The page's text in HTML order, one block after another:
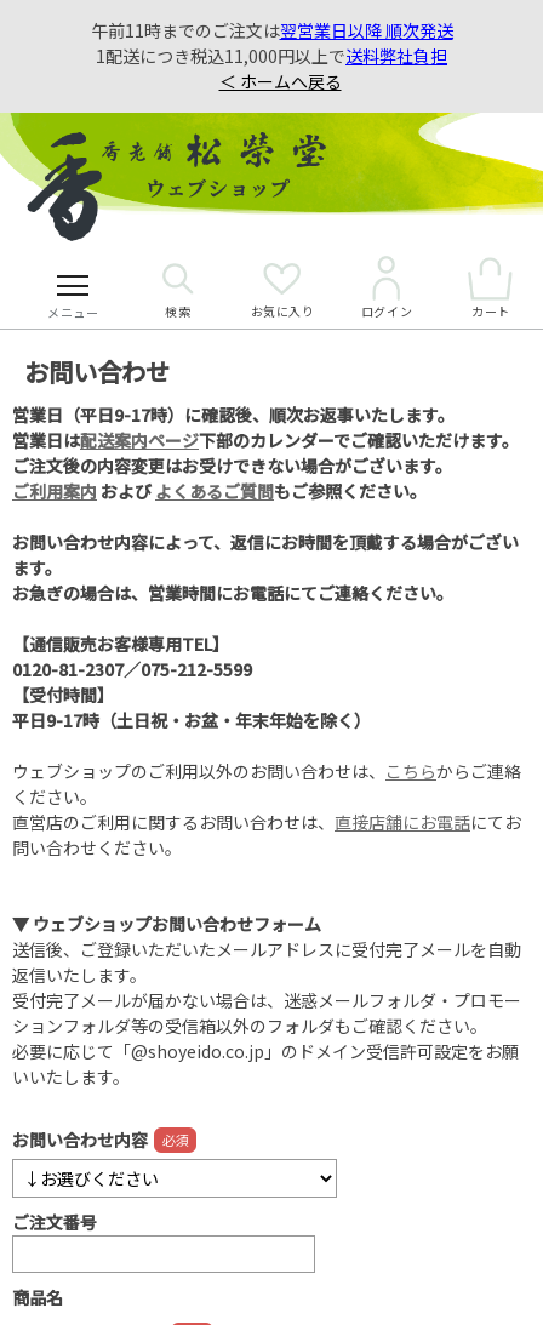
午前11時までのご注文は翌営業日以降 順次発送
1配送につき税込11,000円以上で送料弊社負担
＜ ホームへ戻る
メニュー 検索 お気に入り ログイン カート
お問い合わせ
営業日（平日9-17時）に確認後、順次お返事いたします。
営業日は配送案内ページ下部のカレンダーでご確認いただけます。
ご注文後の内容変更はお受けできない場合がございます。
ご利用案内 および よくあるご質問もご参照ください。
お問い合わせ内容によって、返信にお時間を頂戴する場合がござい
ます。
お急ぎの場合は、営業時間にお電話にてご連絡ください。
【通信販売お客様専用TEL】
0120-81-2307／075-212-5599
【受付時間】
平日9-17時（土日祝・お盆・年末年始を除く）
ウェブショップのご利用以外のお問い合わせは、 こちらからご連絡
ください。
直営店のご利用に関するお問い合わせは、 直接店舗にお電話にてお
問い合わせください。
▼ ウェブショップお問い合わせフォーム
送信後、ご登録いただいたメールアドレスに受付完了メールを自動
返信いたします。
受付完了メールが届かない場合は、迷惑メールフォルダ・プロモー
ションフォルダ等の受信箱以外のフォルダもご確認ください。
必要に応じて「@shoyeido.co.jp」のドメイン受信許可設定をお願
いいたします。
お問い合わせ内容
ご注文番号
商品名